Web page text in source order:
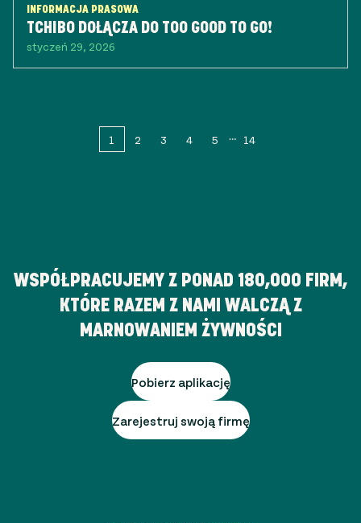
INFORMACJA PRASOWA
TCHIBO DOŁĄCZA DO TOO GOOD TO GO!
styczeń 29, 2026
1 2 3 4 5 14
WSPÓŁPRACUJEMY Z PONAD 180,000 FIRM,
KTÓRE RAZEM Z NAMI WALCZĄ Z
MARNOWANIEM ŻYWNOŚCI
Pobierz aplikację
Zarejestruj swoją firmę